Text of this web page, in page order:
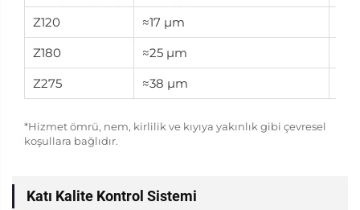
Z120
≈17 μm
Z180
≈25 μm
Z275
≈38 μm
*Hizmet ömrü, nem, kirlilik ve kıyıya yakınlık gibi çevresel
koşullara bağlıdır.
Katı Kalite Kontrol Sistemi